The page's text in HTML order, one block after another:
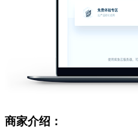
商家介绍：